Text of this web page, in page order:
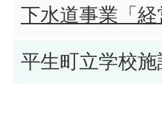
下水道事業「
平生町立学校